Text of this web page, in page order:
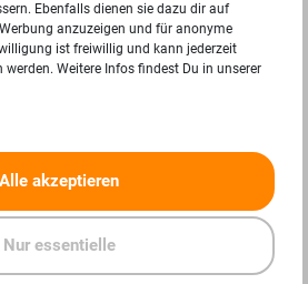
« »
Ebenfalls dienen sie dazu dir auf
anzuzeigen und für anonyme
ist freiwillig und kann jederzeit
Weitere Infos findest Du in unserer
Alle akzeptieren
Nur essentielle